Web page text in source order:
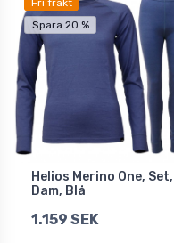
Fri frakt
Spara 20 %
Helios Merino One, Set,
Dam, Blå
1.159 SEK